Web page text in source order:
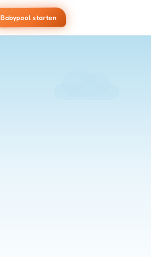
Babypool starten